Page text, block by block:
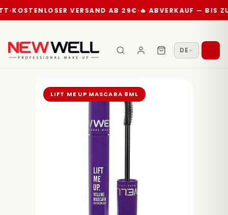
VERSAND AB 29€ 🔥 ABVERKAUF — BIS ZU 35%
DE
LIFT ME UP MASCARA 8ML